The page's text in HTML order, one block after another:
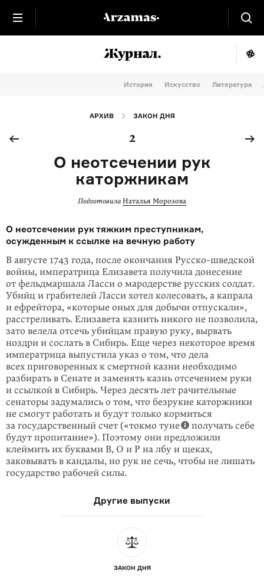
История Искусство Литература
АРХИВ ЗАКОН ДНЯ
2
О неотсечении рук
каторжникам
Подготовила Наталья Морозова
О неотсечении рук тяжким преступникам,
осужденным к ссылке на вечную работу
В августе 1743 года, после окончания Русско-шведской
войны, императрица Елизавета получила донесение
от фельдмаршала Ласси о мародерстве русских солдат.
Убийц и грабителей Ласси хотел колесовать, а капрала
и ефрейтора, «которые оных для добычи отпускали»,
расстреливать. Елизавета казнить никого не позволила,
зато велела отсечь убийцам правую руку, вырвать
ноздри и сослать в Сибирь. Еще через некоторое время
императрица выпустила указ о том, что дела
всех приговоренных к смертной казни необходимо
разбирать в Сенате и заменять казнь отсечением руки
и ссылкой в Сибирь. Через десять лет рачительные
сенаторы задумались о том, что безрукие каторжники
не смогут работать и будут только кормиться
за государственный счет («токмо туне
получать себе
будут пропитание»). Поэтому они предложили
клеймить их буквами В, О и Р на лбу и щеках,
заковывать в кандалы, но рук не сечь, чтобы не лишать
государство рабочей силы.
Другие выпуски
ЗАКОН ДНЯ